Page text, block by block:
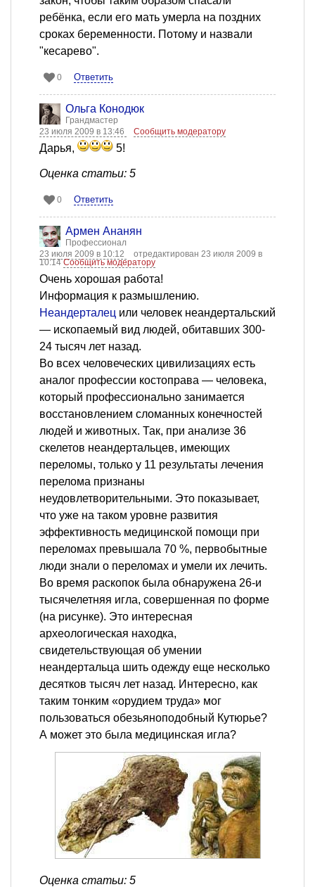
ребёнка, если его мать умерла на поздних
сроках беременности. Потому и назвали
"кесарево".
0 Ответить
Ольга Конодюк
Грандмастер
23 июля 2009 в 13:46
Сообщить модератору
Дарья, 5!
Оценка статьи: 5
0 Ответить
Армен Ананян
Профессионал
23 июля 2009 в 10:12
отредактирован 23 июля 2009 в
10:14Сообщить модератору
Очень хорошая работа!
Информация к размышлению.
Неандерталец или человек неандертальский
— ископаемый вид людей, обитавших 300-
24 тысяч лет назад.
Во всех человеческих цивилизациях есть
аналог профессии костоправа — человека,
который профессионально занимается
восстановлением сломанных конечностей
людей и животных. Так, при анализе 36
скелетов неандертальцев, имеющих
переломы, только у 11 результаты лечения
перелома признаны
неудовлетворительными. Это показывает,
что уже на таком уровне развития
эффективность медицинской помощи при
переломах превышала 70 %, первобытные
люди знали о переломах и умели их лечить.
Во время раскопок была обнаружена 26-и
тысячелетняя игла, совершенная по форме
(на рисунке). Это интересная
археологическая находка,
свидетельствующая об умении
неандертальца шить одежду еще несколько
десятков тысяч лет назад. Интересно, как
таким тонким «орудием труда» мог
пользоваться обезьяноподобный Кутюрье?
А может это была медицинская игла?
Оценка статьи: 5